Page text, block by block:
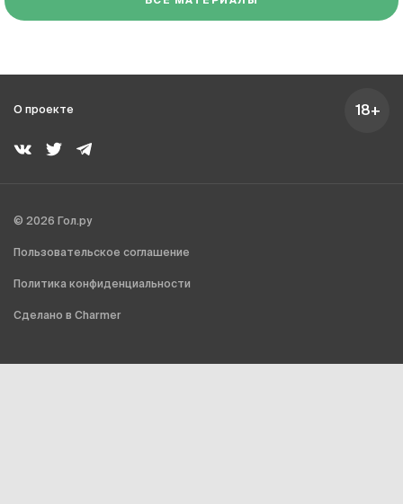
О проекте 18+
© 2026 Гол.ру
Пользовательское соглашение
Политика конфиденциальности
Сделано в Charmer